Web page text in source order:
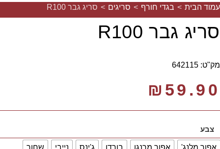
עמוד הבית > בגדי חורף > סריגים > סריג גבר R100
סריג גבר R100
מק"ט: 642115
₪ 59.90
צבע